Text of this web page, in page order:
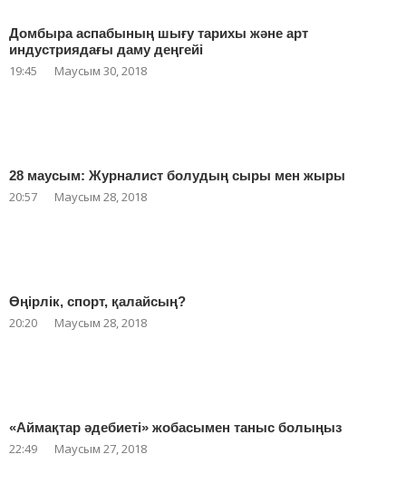
Домбыра аспабының шығу тарихы және арт
индустриядағы даму деңгейі
19:45 Маусым 30, 2018
28 маусым: Журналист болудың сыры мен жыры
20:57 Маусым 28, 2018
Өңірлік, спорт, қалайсың?
20:20 Маусым 28, 2018
«Аймақтар әдебиеті» жобасымен таныс болыңыз
22:49 Маусым 27, 2018